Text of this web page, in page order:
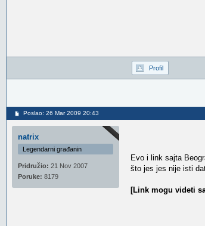
Profil
Poslao: 26 Mar 2009 20:43
natrix
Legendarni građanin
Pridružio: 21 Nov 2007
Poruke: 8179
Evo i link sajta
što jes jes nije isti
[Link mogu videti